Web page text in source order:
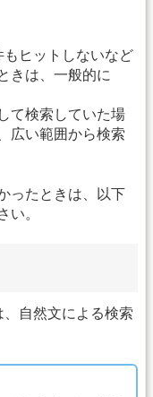
ヒットしないなど
きは、一般的に
て検索していた場
広い範囲から検索
ったときは、以下
い。
自然文による検索